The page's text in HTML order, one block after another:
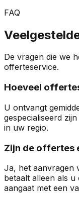
FAQ
De vragen die we
offerteservice.
Hoeveel
U ontvangt
gespecialiseerd
in uw regio.
Zijn de offertes
Ja, het aanvragen
betaalt alleen als
aangaat met een